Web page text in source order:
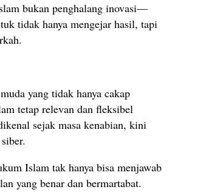
bukan penghalang inovasi—
tidak hanya mengejar hasil, tapi
yang tidak hanya cakap
tetap relevan dan fleksibel
sejak masa kenabian, kini
Islam tak hanya bisa menjawab
yang benar dan bermartabat.